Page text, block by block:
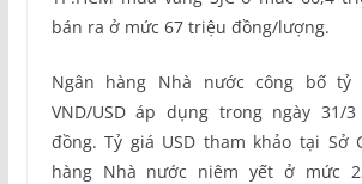
bán ra ở mức 67 triệu đồng/lượng.
Ngân hàng Nhà nước công bố tỷ
VND/USD áp dụng trong ngày 31/
đồng. Tỷ giá USD tham khảo tại Sở
hàng Nhà nước niêm yết ở mức